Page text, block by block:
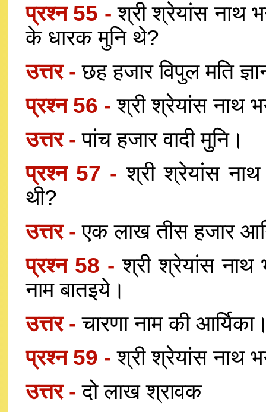
प्रश्न 55 -श्री श्रेयांस नाथ
के धारक मुनि थे?
उत्तर -छह हजार विपुल मति
प्रश्न 56 -श्री श्रेयांस नाथ
उत्तर -पांच हजार वादी मुनि।
प्रश्न 57 -श्री श्रेयांस
थी?
उत्तर -एक लाख तीस हजार
प्रश्न 58 -श्री श्रेयांस
नाम बातइये।
उत्तर -चारणा नाम की
प्रश्न 59 -श्री श्रेयांस नाथ
उत्तर -दो लाख श्रावक